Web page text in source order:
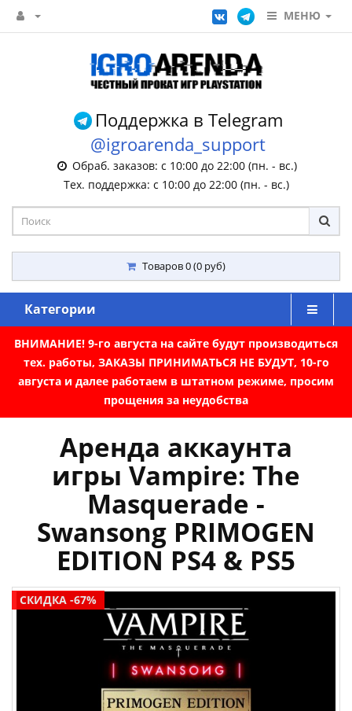
МЕНЮ
Поддержка в Telegram
@igroarenda_support
Обраб. заказов: с 10:00 до 22:00 (пн. - вс.)
Тех. поддержка: с 10:00 до 22:00 (пн. - вс.)
Товаров 0 (0 руб)
Категории
ВНИМАНИЕ! 9-го августа на сайте будут производиться
тех. работы, ЗАКАЗЫ ПРИНИМАТЬСЯ НЕ БУДУТ, 10-го
августа и далее работаем в штатном режиме, просим
прощения за неудобства
Аренда аккаунта
игры Vampire: The
Masquerade -
Swansong PRIMOGEN
EDITION PS4 & PS5
СКИДКА -67%